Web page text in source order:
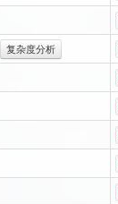
复杂度分析